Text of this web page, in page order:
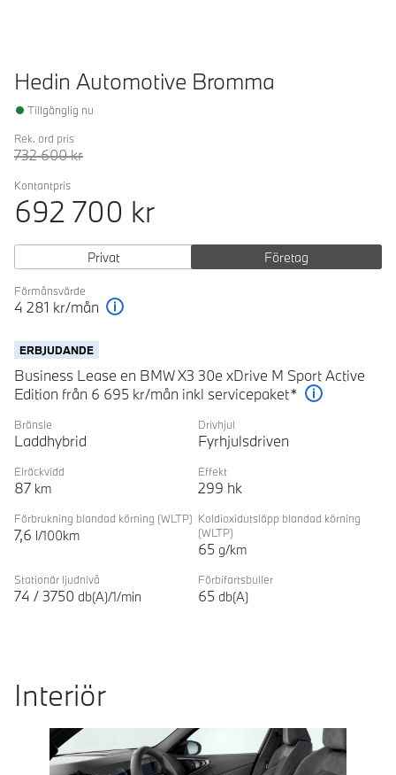
Hedin Automotive Bromma
Tillgänglig nu
Rek. ord pris
732 600kr
Kontantpris
692 700 kr
Privat Företag
Förmånsvärde
4 281 kr/mån
ERBJUDANDE
Business Lease en BMW X3 30e xDrive M Sport Active
Edition från 6 695 kr/mån inkl servicepaket*
Bränsle
Laddhybrid
Drivhjul
Fyrhjulsdriven
Elräckvidd
87 km
Effekt
299 hk
Förbrukning blandad körning (WLTP)
7,6 l/100km
Koldioxidutsläpp blandad körning
(WLTP)
65 g/km
Stationär ljudnivå
74 / 3750 db(A)/1/min
Förbifartsbuller
65 db(A)
Interiör